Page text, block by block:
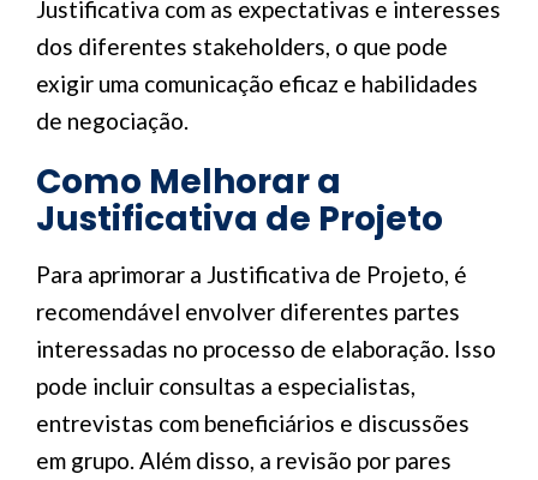
Justificativa com as expectativas e interesses
dos diferentes stakeholders, o que pode
exigir uma comunicação eficaz e habilidades
de negociação.
Como Melhorar a
Justificativa de Projeto
Para aprimorar a Justificativa de Projeto, é
recomendável envolver diferentes partes
interessadas no processo de elaboração. Isso
pode incluir consultas a especialistas,
entrevistas com beneficiários e discussões
em grupo. Além disso, a revisão por pares